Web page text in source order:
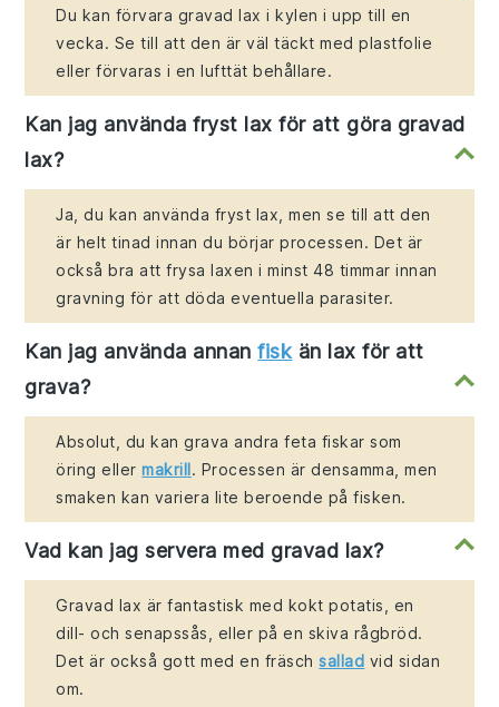
Du kan förvara gravad lax i kylen i upp till en
vecka. Se till att den är väl täckt med plastfolie
eller förvaras i en lufttät behållare.
Kan jag använda fryst lax för att göra gravad
lax?
Ja, du kan använda fryst lax, men se till att den
är helt tinad innan du börjar processen. Det är
också bra att frysa laxen i minst 48 timmar innan
gravning för att döda eventuella parasiter.
Kan jag använda annanfiskän lax för att
grava?
Absolut, du kan grava andra feta fiskar som
öring ellermakrill. Processen är densamma, men
smaken kan variera lite beroende på fisken.
Vad kan jag servera med gravad lax?
Gravad lax är fantastisk med kokt potatis, en
dill- och senapssås, eller på en skiva rågbröd.
Det är också gott med en fräschsallad vid sidan
om.